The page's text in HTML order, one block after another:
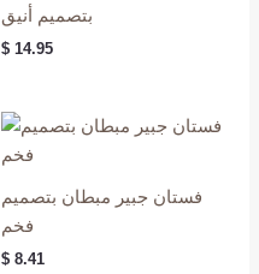
بتصميم أنيق
$ 14.95
فستان جبير مبطان بتصميم
فخم
$ 8.41